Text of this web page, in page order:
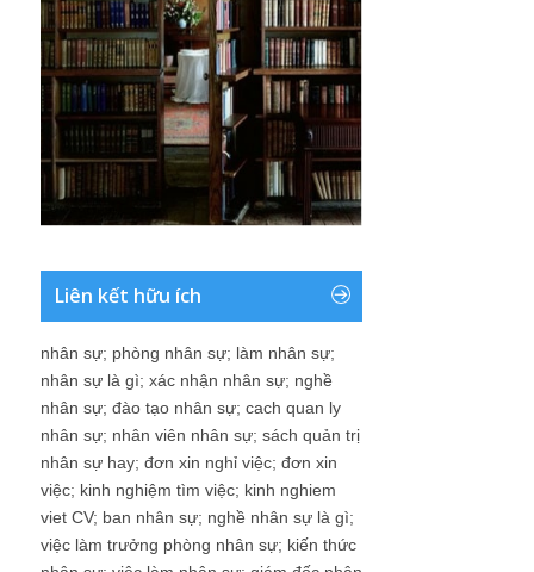
Liên kết hữu ích
nhân sự; phòng nhân sự; làm nhân sự;
nhân sự là gì; xác nhận nhân sự; nghề
nhân sự; đào tạo nhân sự; cach quan ly
nhân sự; nhân viên nhân sự; sách quản trị
nhân sự hay; đơn xin nghỉ việc; đơn xin
việc; kinh nghiệm tìm việc; kinh nghiem
viet CV; ban nhân sự; nghề nhân sự là gì;
việc làm trưởng phòng nhân sự; kiến thức